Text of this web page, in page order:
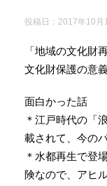
投稿日： 2017年10月
「地域の文化財
文化財保護の意
面白かった話
＊江戸時代の「
載されて、今の
＊水都再生で登
険なので、アヒ